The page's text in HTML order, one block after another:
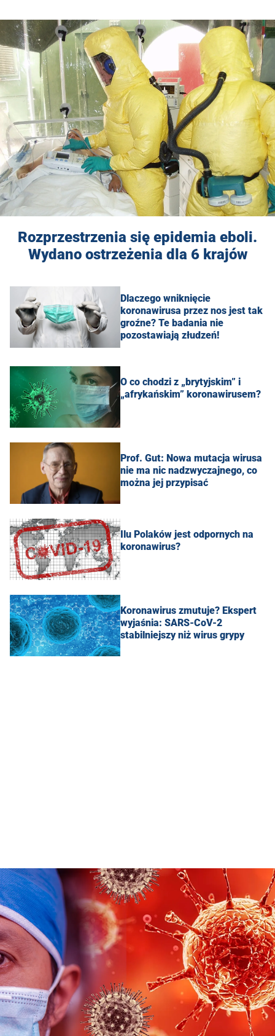
Rozprzestrzenia się epidemia eboli.
Wydano ostrzeżenia dla 6 krajów
Dlaczego wniknięcie
koronawirusa przez nos jest tak
groźne? Te badania nie
pozostawiają złudzeń!
O co chodzi z „brytyjskim” i
„afrykańskim” koronawirusem?
Prof. Gut: Nowa mutacja wirusa
nie ma nic nadzwyczajnego, co
można jej przypisać
Ilu Polaków jest odpornych na
koronawirus?
Koronawirus zmutuje? Ekspert
wyjaśnia: SARS-CoV-2
stabilniejszy niż wirus grypy